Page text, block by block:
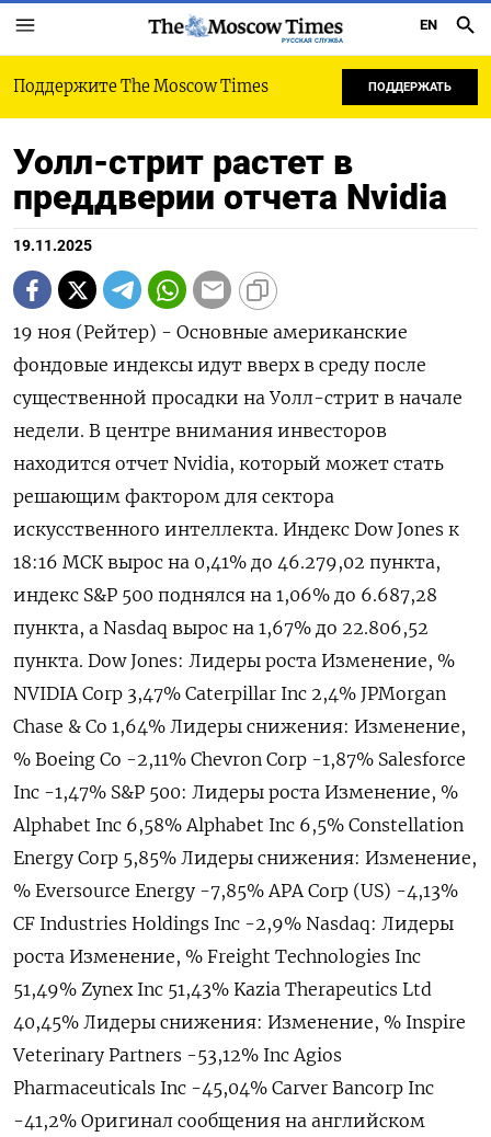
РУССКАЯ СЛУЖБА
EN
Поддержите The Moscow Times ПОДДЕРЖАТЬ
Уолл-стрит растет в
преддверии отчета Nvidia
19.11.2025
19 ноя (Рейтер) - Основные американские
фондовые индексы идут вверх в среду после
существенной просадки на Уолл-стрит в начале
недели. В центре внимания инвесторов
находится отчет Nvidia, который может стать
решающим фактором для сектора
искусственного интеллекта. Индекс Dow Jones к
18:16 МСК вырос на 0,41% до 46.279,02 пункта,
индекс S&P 500 поднялся на 1,06% до 6.687,28​
пункта, а Nasdaq вырос на 1,67% до 22.806,52
пункта. Dow Jones: Лидеры роста Изменение, %
NVIDIA Corp 3,47% Caterpillar Inc 2,4% JPMorgan
Chase & Co 1,64% Лидеры снижения: Изменение,
% Boeing Co -2,11% Chevron Corp -1,87% Salesforce
Inc -1,47% S&P 500: Лидеры роста Изменение, %
Alphabet Inc 6,58% Alphabet Inc 6,5% Constellation
Energy Corp 5,85% Лидеры снижения: Изменение,
% Eversource Energy -7,85% APA Corp (US) -4,13%
CF Industries Holdings Inc -2,9% Nasdaq: Лидеры
роста Изменение, % Freight Technologies Inc
51,49% Zynex Inc 51,43% Kazia Therapeutics Ltd
40,45% Лидеры снижения: Изменение, % Inspire
Veterinary Partners -53,12% Inc Agios
Pharmaceuticals Inc -45,04% Carver Bancorp Inc
-41,2% Оригинал сообщения на английском